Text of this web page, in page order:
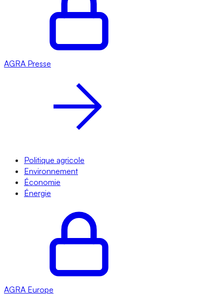
AGRA Presse
Politique agricole
Environnement
Économie
Énergie
AGRA Europe